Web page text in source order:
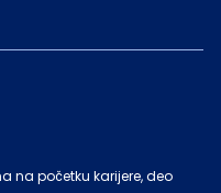
na početku karijere, deo